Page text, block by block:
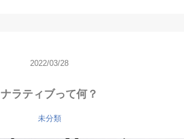
2022/03/28
ナラティブって何？
未分類